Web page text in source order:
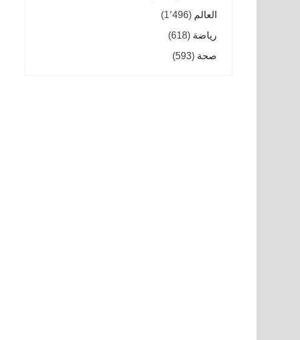
العالم (1٬496)
رياضة (618)
صحة (593)